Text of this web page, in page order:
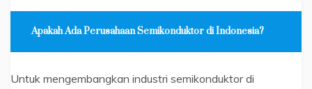
Apakah Ada Perusahaan Semikonduktor di Indonesia?
Untuk mengembangkan industri semikonduktor di